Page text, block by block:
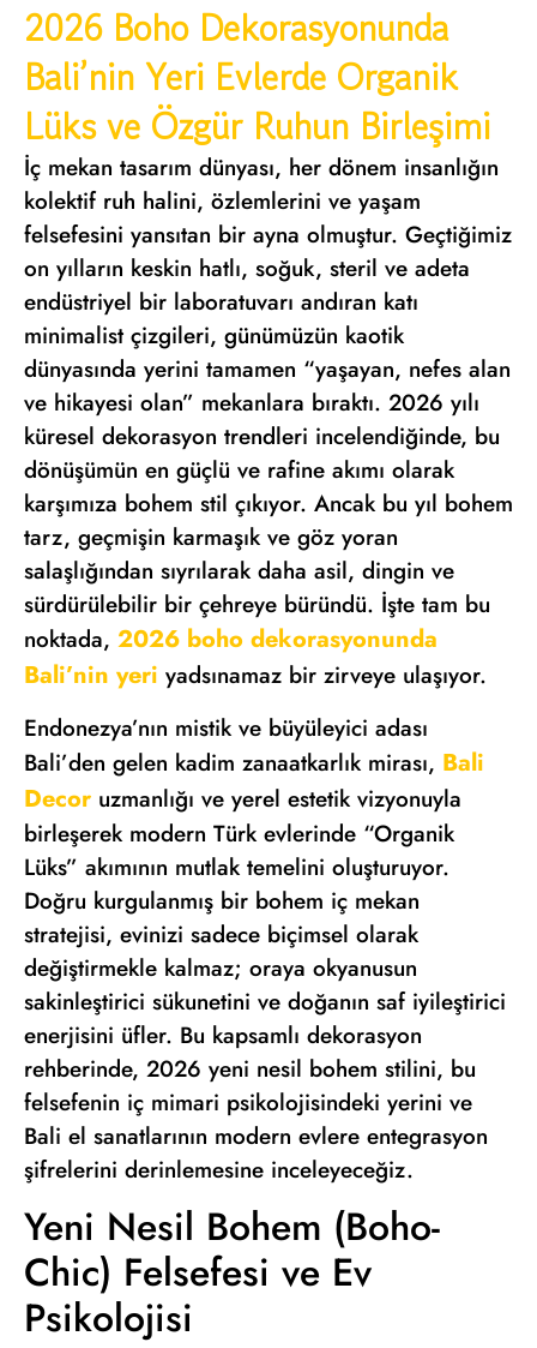
2026 Boho Dekorasyonunda
Bali’nin Yeri Evlerde Organik
Lüks ve Özgür Ruhun Birleşimi
İç mekan tasarım dünyası, her dönem insanlığın
kolektif ruh halini, özlemlerini ve yaşam
felsefesini yansıtan bir ayna olmuştur. Geçtiğimiz
on yılların keskin hatlı, soğuk, steril ve adeta
endüstriyel bir laboratuvarı andıran katı
minimalist çizgileri, günümüzün kaotik
dünyasında yerini tamamen “yaşayan, nefes alan
ve hikayesi olan” mekanlara bıraktı. 2026 yılı
küresel dekorasyon trendleri incelendiğinde, bu
dönüşümün en güçlü ve rafine akımı olarak
karşımıza bohem stil çıkıyor. Ancak bu yıl bohem
tarz, geçmişin karmaşık ve göz yoran
salaşlığından sıyrılarak daha asil, dingin ve
sürdürülebilir bir çehreye büründü. İşte tam bu
noktada, 2026 boho dekorasyonunda
Bali’nin yeri yadsınamaz bir zirveye ulaşıyor.
Endonezya’nın mistik ve büyüleyici adası
Bali’den gelen kadim zanaatkarlık mirası, Bali
Decor uzmanlığı ve yerel estetik vizyonuyla
birleşerek modern Türk evlerinde “Organik
Lüks” akımının mutlak temelini oluşturuyor.
Doğru kurgulanmış bir bohem iç mekan
stratejisi, evinizi sadece biçimsel olarak
değiştirmekle kalmaz; oraya okyanusun
sakinleştirici sükunetini ve doğanın saf iyileştirici
enerjisini üfler. Bu kapsamlı dekorasyon
rehberinde, 2026 yeni nesil bohem stilini, bu
felsefenin iç mimari psikolojisindeki yerini ve
Bali el sanatlarının modern evlere entegrasyon
şifrelerini derinlemesine inceleyeceğiz.
Yeni Nesil Bohem (Boho-
Chic) Felsefesi ve Ev
Psikolojisi